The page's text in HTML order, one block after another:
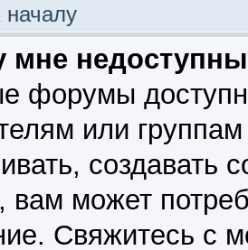
началу
мне
форумы
или
создавать
вам может
Свяжитесь с